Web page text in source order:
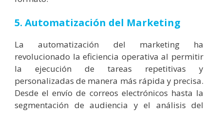
5. Automatización del Marketing
La automatización del marketing ha
revolucionado la eficiencia operativa al permitir
la ejecución de tareas repetitivas y
personalizadas de manera más rápida y precisa.
Desde el envío de correos electrónicos hasta la
segmentación de audiencia y el análisis del